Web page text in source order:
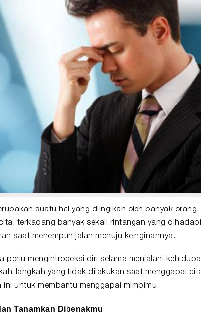
suatu hal yang diingikan oleh banyak orang.
, terkadang banyak sekali rintangan yang
saat menempuh jalan menuju keinginannya.
perlu mengintropeksi diri selama menjalani
langkah yang tidak dilakukan saat menggapai
ini untuk membantu menggapai mimpimu.
Tanamkan Dibenakmu